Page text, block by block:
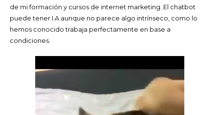
de mi formación y cursos de internet marketing. El chatbot
puede tener I.A aunque no parece algo intrínseco, como lo
hemos conocido trabaja perfectamente en base a
condiciones.